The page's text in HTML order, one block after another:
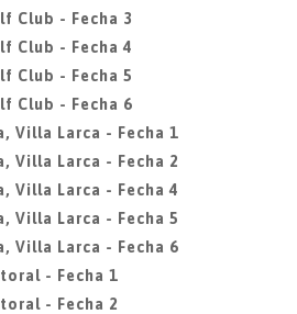
Club - Fecha 3
Club - Fecha 4
Club - Fecha 5
Club - Fecha 6
Villa Larca - Fecha 1
Villa Larca - Fecha 2
Villa Larca - Fecha 4
Villa Larca - Fecha 5
Villa Larca - Fecha 6
- Fecha 1
- Fecha 2